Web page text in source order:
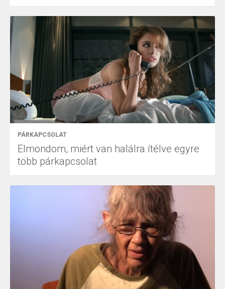
PÁRKAPCSOLAT
Elmondom, miért van halálra ítélve egyre
több párkapcsolat